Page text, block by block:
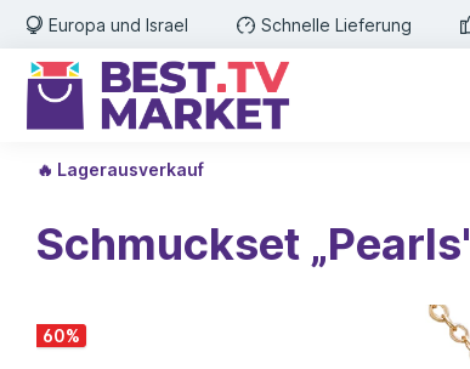
Europa und Israel Schnelle Lieferung
🔥 Lagerausverkauf
Schmuckset
60%